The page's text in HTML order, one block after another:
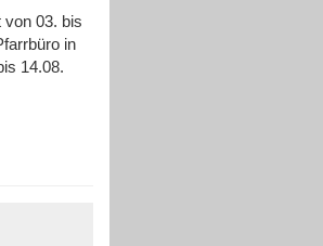
von 03. bis
in
14.08.